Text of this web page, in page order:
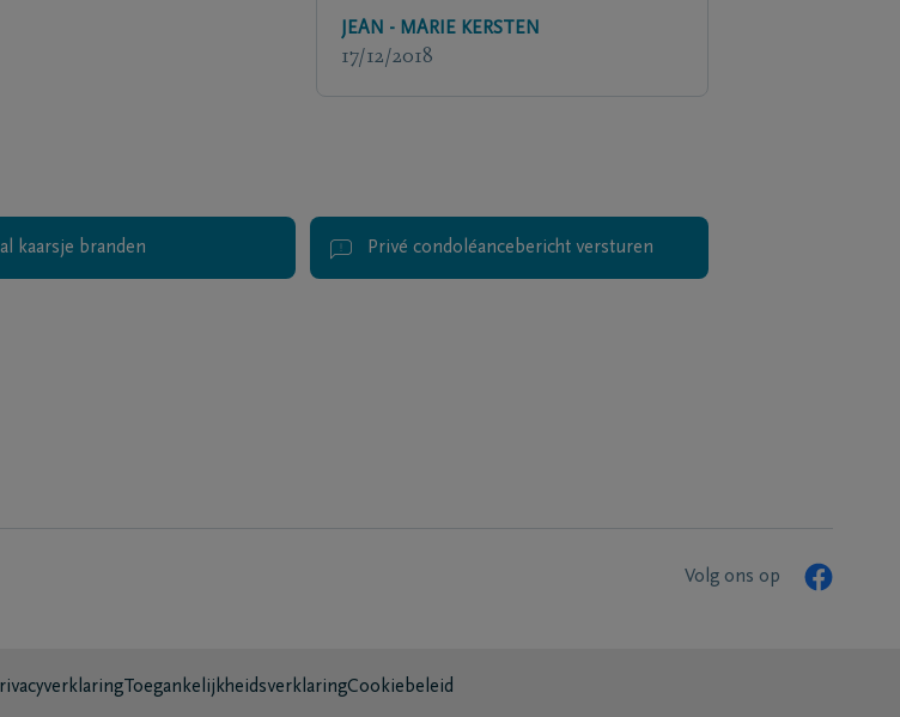
JEAN - MARIE KERSTEN
17/12/2018
kaarsje branden Privé condoléancebericht versturen
Volg ons op
ToegankelijkheidsverklaringCookiebeleid